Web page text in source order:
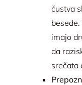
čustva
imajo
da
srečata